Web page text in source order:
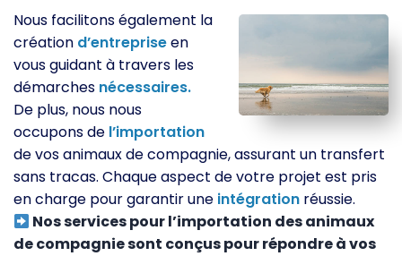
Nous facilitons également la
création d’entrepriseen
vous guidant à travers les
démarches nécessaires.
De plus, nous nous
occupons de l’importation
de vos animaux de compagnie, assurant un transfert
sans tracas. Chaque aspect de votre projet est pris
en charge pour garantir une intégration réussie.
Nos services pour l’importation des animaux
de compagnie sont conçus pour répondre à vos